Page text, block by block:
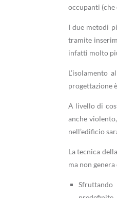
occupanti (che
I due metodi
tramite
infatti molto
L’isolamento
progettazione
A livello di
anche
nell’edificio
La tecnica
ma non